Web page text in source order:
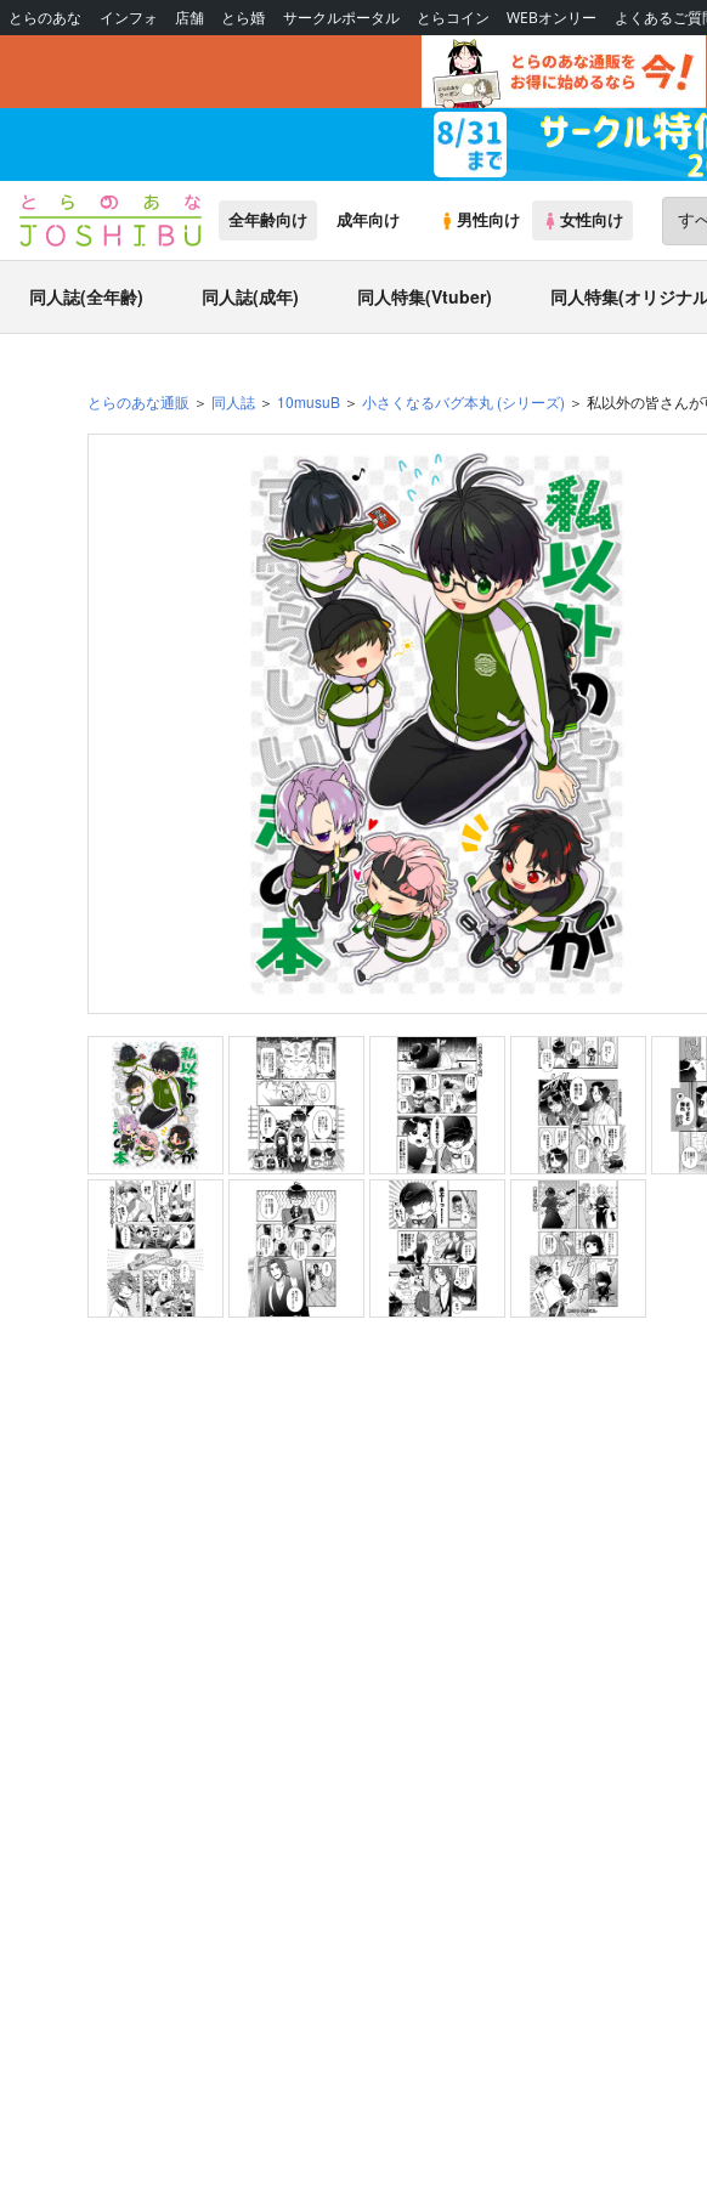
とらのあな インフォ 店舗 とら婚 サークルポータル とらコイン WEBオンリー よくあるご質
全年齢向け 成年向け 男性向け 女性向け
同人誌(全年齢) 同人誌(成年) 同人特集(Vtuber) 同人特集(オリジナ
とらのあな通販 同人誌 10musuB 小さくなるバグ本丸 (シリーズ) 私以外の皆さん